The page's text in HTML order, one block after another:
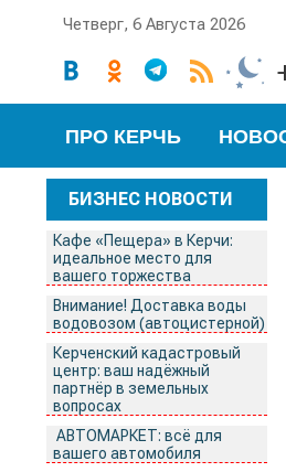
Четверг, 6 Августа 2026
ПРО КЕРЧЬ
БИЗНЕС НОВОСТИ
Кафе «Пещера» в Керчи:
идеальное место для
вашего торжества
Внимание! Доставка воды
водовозом (автоцистерной)
Керченский кадастровый
центр: ваш надёжный
партнёр в земельных
вопросах
АВТОМАРКЕТ: всё для
вашего автомобиля